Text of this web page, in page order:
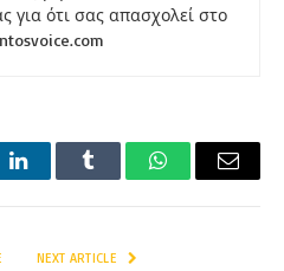
για ότι σας απασχολεί στο
LinkedInTumblr WhatsAppEmail
NEXT ARTICLE